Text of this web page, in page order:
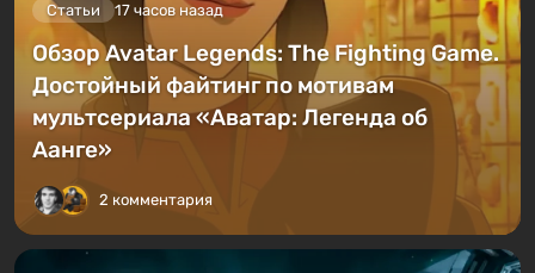
Статьи 17 часов назад
Обзор Avatar Legends: The Fighting Game.
Достойный файтинг по мотивам
мультсериала «Аватар: Легенда об
Аанге»
2 комментария